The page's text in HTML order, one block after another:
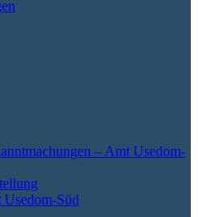
– Amt Usedom-
Süd